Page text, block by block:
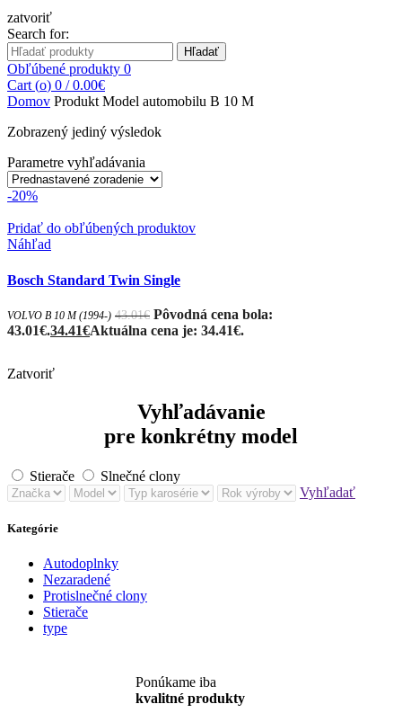
zatvoriť
Search for:
Hľadať
Obľúbené produkty 0
Cart (o) 0 / 0.00€
Domov Produkt Model automobilu B 10 M
Zobrazený jediný výsledok
Parametre vyhľadávania
-20%
Pridať do obľúbených produktov
Náhľad
Bosch Standard Twin Single
VOLVO B 10 M (1994-) 43.01€ Pôvodná cena bola:
43.01€.34.41€Aktuálna cena je: 34.41€.
Zatvoriť
Vyhľadávanie
pre konkrétny model
Stierače
Slnečné clony
Vyhľadať
Kategórie
Autodoplnky
Nezaradené
Protislnečné clony
Stierače
type
Ponúkame iba
kvalitné produkty